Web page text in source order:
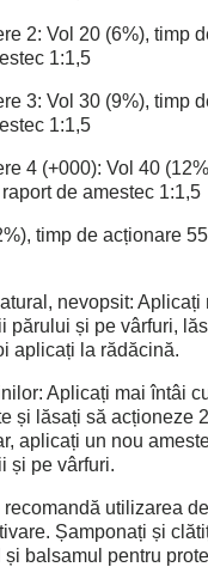
2: Vol 20 (6%), timp
1:1,5
3: Vol 30 (9%), timp
1:1,5
4 (+000): Vol 40
de amestec 1:1,5
timp de acționare
nevopsit: Aplicați
părului și pe vârfuri,
aplicați la rădăcină.
Aplicați mai întâi
și lăsați să acționeze
aplicați un nou
și pe vârfuri.
utilizarea
Șamponați și
balsamul pentru